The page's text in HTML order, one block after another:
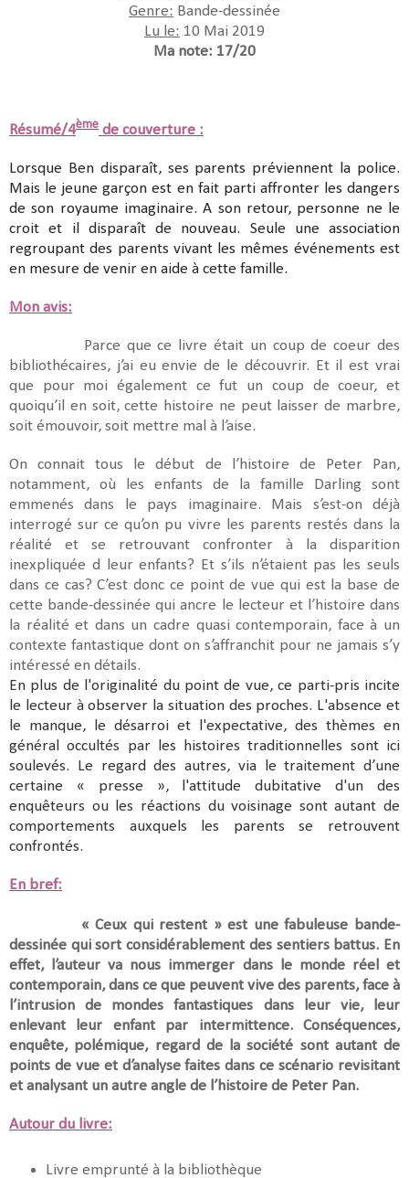
Genre: Bande-dessinée
Lu le: 10 Mai 2019
Ma note: 17/20
Résumé/4ème de couverture :
Lorsque Ben disparaît, ses parents préviennent la police.
Mais le jeune garçon est en fait parti affronter les dangers
de son royaume imaginaire. A son retour, personne ne le
croit et il disparaît de nouveau. Seule une association
regroupant des parents vivant les mêmes événements est
en mesure de venir en aide à cette famille.
Mon avis:
Parce que ce livre était un coup de coeur des
bibliothécaires, j’ai eu envie de le découvrir. Et il est vrai
que pour moi également ce fut un coup de coeur, et
quoiqu’il en soit, cette histoire ne peut laisser de marbre,
soit émouvoir, soit mettre mal à l’aise.
On connait tous le début de l’histoire de Peter Pan,
notamment, où les enfants de la famille Darling sont
emmenés dans le pays imaginaire. Mais s’est-on déjà
interrogé sur ce qu’on pu vivre les parents restés dans la
réalité et se retrouvant confronter à la disparition
inexpliquée d leur enfants? Et s’ils n’étaient pas les seuls
dans ce cas? C’est donc ce point de vue qui est la base de
cette bande-dessinée qui ancre le lecteur et l’histoire dans
la réalité et dans un cadre quasi contemporain, face à un
contexte fantastique dont on s’affranchit pour ne jamais s’y
intéressé en détails.
En plus de l'originalité du point de vue, ce parti-pris incite
le lecteur à observer la situation des proches. L'absence et
le manque, le désarroi et l'expectative, des thèmes en
général occultés par les histoires traditionnelles sont ici
soulevés. Le regard des autres, via le traitement d’une
certaine « presse », l'attitude dubitative d'un des
enquêteurs ou les réactions du voisinage sont autant de
comportements auxquels les parents se retrouvent
confrontés.
En bref:
« Ceux qui restent » est une fabuleuse bande-
dessinée qui sort considérablement des sentiers battus. En
effet, l’auteur va nous immerger dans le monde réel et
contemporain, dans ce que peuvent vive des parents, face à
l’intrusion de mondes fantastiques dans leur vie, leur
enlevant leur enfant par intermittence. Conséquences,
enquête, polémique, regard de la société sont autant de
points de vue et d’analyse faites dans ce scénario revisitant
et analysant un autre angle de l’histoire de Peter Pan.
Autour du livre:
Livre emprunté à la bibliothèque